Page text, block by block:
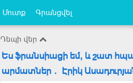
Մուտք Գրանցվել
Դեպի վեր
Ես ֆրանսիացի եմ, և շատ
արմատներ․ Էրիկ